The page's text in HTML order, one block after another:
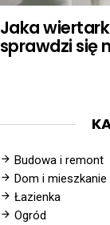
Jaka
sprawdzi się
Budowa i remont
Dom i mieszkanie
Łazienka
Ogród